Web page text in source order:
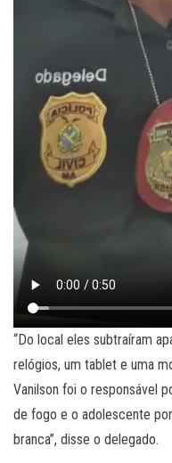
“Do local eles subtraíram
relógios, um tablet e uma
Vanilson foi o responsável
de fogo e o adolescente
branca”, disse o delegado.